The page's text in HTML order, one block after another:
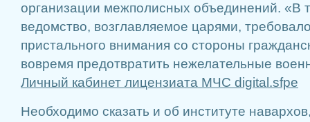
организации межполисных объединений. «В
ведомство, возглавляемое царями,
пристального внимания со стороны
вовремя предотвратить нежелательные
Личный кабинет лицензиата МЧС digital.sfpe
Необходимо сказать и об институте